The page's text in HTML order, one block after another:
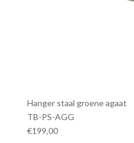
Hanger staal groene agaat
TB-PS-AGG
€199,00